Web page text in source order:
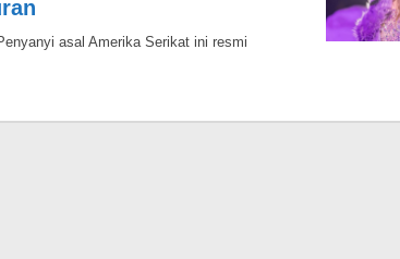
asal Amerika Serikat ini resmi